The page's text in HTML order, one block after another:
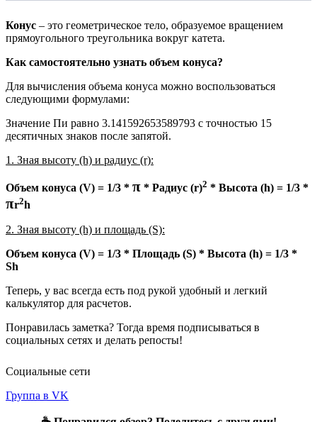
Конус – это геометрическое тело, образуемое вращением
прямоугольного треугольника вокруг катета.
Как самостоятельно узнать объем конуса?
Для вычисления объема конуса можно воспользоваться
следующими формулами:
Значение Пи равно 3.141592653589793 с точностью 15
десятичных знаков после запятой.
1. Зная высоту (h) и радиус (r):
Объем конуса (V) = 1/3 * π * Радиус (r)2 * Высота (h) = 1/3 *
πr2h
2. Зная высоту (h) и площадь (S):
Объем конуса (V) = 1/3 * Площадь (S) * Высота (h) = 1/3 *
Sh
Теперь, у вас всегда есть под рукой удобный и легкий
калькулятор для расчетов.
Понравилась заметка? Тогда время подписываться в
социальных сетях и делать репосты!
Социальные сети
Группа в VK